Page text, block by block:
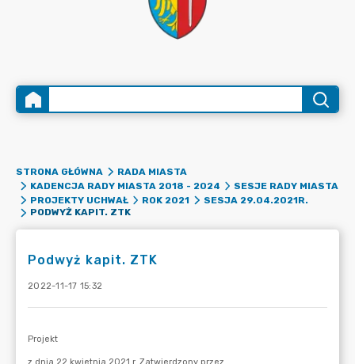
STRONA GŁÓWNA
RADA MIASTA
KADENCJA RADY MIASTA 2018 - 2024
SESJE RADY MIASTA
PROJEKTY UCHWAŁ
ROK 2021
SESJA 29.04.2021R.
PODWYŻ KAPIT. ZTK
Podwyż kapit. ZTK
2022-11-17 15:32